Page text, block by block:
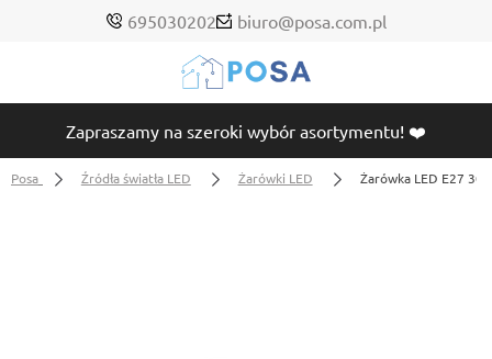
695030202 biuro@posa.com.pl
Zapraszamy na szeroki wybór asortymentu! ❤️
Posa Źródła światła LED Żarówki LED Żarówka LED E27